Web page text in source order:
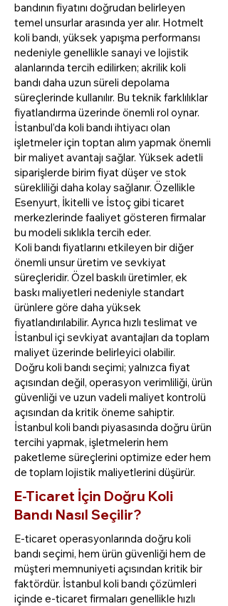
bandının fiyatını doğrudan belirleyen
temel unsurlar arasında yer alır. Hotmelt
koli bandı, yüksek yapışma performansı
nedeniyle genellikle sanayi ve lojistik
alanlarında tercih edilirken; akrilik koli
bandı daha uzun süreli depolama
süreçlerinde kullanılır. Bu teknik farklılıklar
fiyatlandırma üzerinde önemli rol oynar.
İstanbul’da koli bandı ihtiyacı olan
işletmeler için toptan alım yapmak önemli
bir maliyet avantajı sağlar. Yüksek adetli
siparişlerde birim fiyat düşer ve stok
sürekliliği daha kolay sağlanır. Özellikle
Esenyurt, İkitelli ve İstoç gibi ticaret
merkezlerinde faaliyet gösteren firmalar
bu modeli sıklıkla tercih eder.
Koli bandı fiyatlarını etkileyen bir diğer
önemli unsur üretim ve sevkiyat
süreçleridir. Özel baskılı üretimler, ek
baskı maliyetleri nedeniyle standart
ürünlere göre daha yüksek
fiyatlandırılabilir. Ayrıca hızlı teslimat ve
İstanbul içi sevkiyat avantajları da toplam
maliyet üzerinde belirleyici olabilir.
Doğru koli bandı seçimi; yalnızca fiyat
açısından değil, operasyon verimliliği, ürün
güvenliği ve uzun vadeli maliyet kontrolü
açısından da kritik öneme sahiptir.
İstanbul koli bandı piyasasında doğru ürün
tercihi yapmak, işletmelerin hem
paketleme süreçlerini optimize eder hem
de toplam lojistik maliyetlerini düşürür.
E-Ticaret İçin Doğru Koli
Bandı Nasıl Seçilir?
E-ticaret operasyonlarında doğru koli
bandı seçimi, hem ürün güvenliği hem de
müşteri memnuniyeti açısından kritik bir
faktördür. İstanbul koli bandı çözümleri
içinde e-ticaret firmaları genellikle hızlı